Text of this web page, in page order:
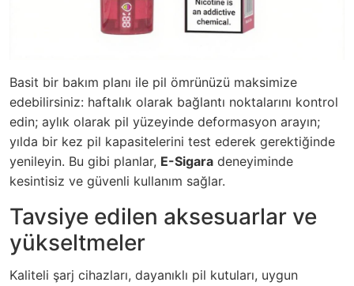
Basit bir bakım planı ile pil ömrünüzü maksimize
edebilirsiniz: haftalık olarak bağlantı noktalarını kontrol
edin; aylık olarak pil yüzeyinde deformasyon arayın;
yılda bir kez pil kapasitelerini test ederek gerektiğinde
yenileyin. Bu gibi planlar, E-Sigara deneyiminde
kesintisiz ve güvenli kullanım sağlar.
Tavsiye edilen aksesuarlar ve
yükseltmeler
Kaliteli şarj cihazları, dayanıklı pil kutuları, uygun